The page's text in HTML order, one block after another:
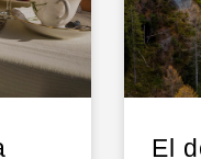
El